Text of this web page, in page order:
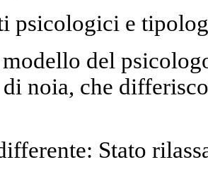
psicologici e
del
noia, che
Stato